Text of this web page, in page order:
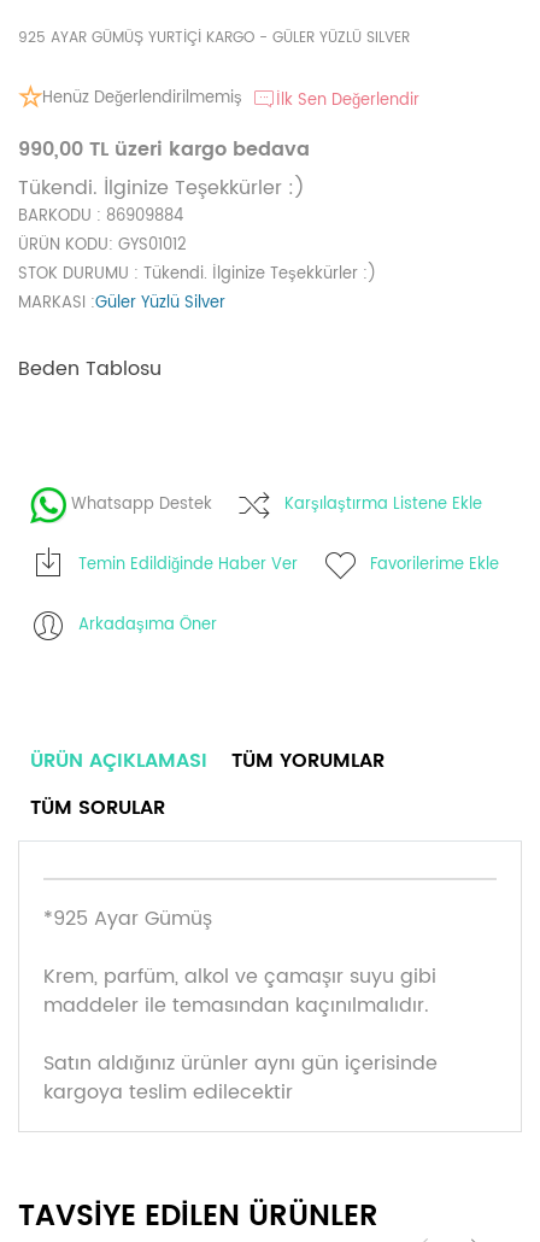
925 AYAR GÜMÜŞ YURTİÇİ KARGO - GÜLER YÜZLÜ SILVER
Henüz Değerlendirilmemiş İlk Sen Değerlendir
990,00 TL üzeri kargo bedava
Tükendi. İlginize Teşekkürler :)
BARKODU : 86909884
ÜRÜN KODU: GYS01012
STOK DURUMU : Tükendi. İlginize Teşekkürler :)
MARKASI :Güler Yüzlü Silver
Beden Tablosu
Whatsapp Destek Karşılaştırma Listene Ekle
Temin Edildiğinde Haber Ver Favorilerime Ekle
Arkadaşıma Öner
ÜRÜN AÇIKLAMASI
TÜM YORUMLAR
TÜM SORULAR
*925 Ayar Gümüş
Krem, parfüm, alkol ve çamaşır suyu gibi
maddeler ile temasından kaçınılmalıdır.
Satın aldığınız ürünler aynı gün içerisinde
kargoya teslim edilecektir
TAVSİYE EDİLEN ÜRÜNLER